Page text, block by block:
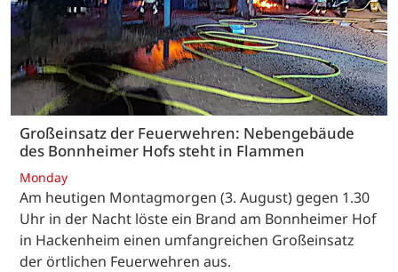
Großeinsatz der Feuerwehren: Nebengebäude
des Bonnheimer Hofs steht in Flammen
Monday
Am heutigen Montagmorgen (3. August) gegen 1.30
Uhr in der Nacht löste ein Brand am Bonnheimer Hof
in Hackenheim einen umfangreichen Großeinsatz
der örtlichen Feuerwehren aus.